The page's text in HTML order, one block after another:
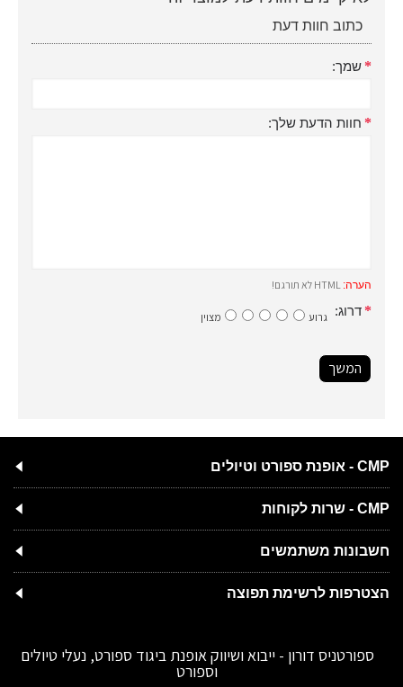
כתוב חוות דעת
שמך:
חוות הדעת שלך:
הערה:
דרוג: גרוע מצוין
המשך
CMP - אופנת ספורט וטיולים
CMP - שרות לקוחות
חשבונות משתמשים
הצטרפות לרשימת תפוצה
ספורטניס דורון - ייבוא ושיווק אופנת ביגוד ספורט, נעלי טיולים
וספורט